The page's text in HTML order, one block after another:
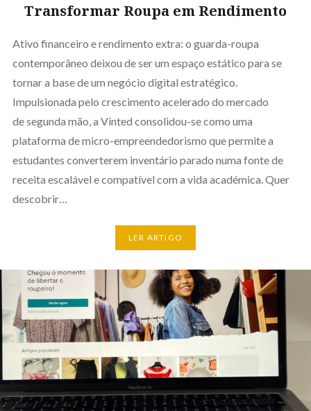
Transformar Roupa em Rendimento
Ativo financeiro e rendimento extra: o guarda-roupa
contemporâneo deixou de ser um espaço estático para se
tornar a base de um negócio digital estratégico.
Impulsionada pelo crescimento acelerado do mercado
de segunda mão, a Vinted consolidou-se como uma
plataforma de micro-empreendedorismo que permite a
estudantes converterem inventário parado numa fonte de
receita escalável e compatível com a vida académica. Quer
descobrir…
LER ARTIGO